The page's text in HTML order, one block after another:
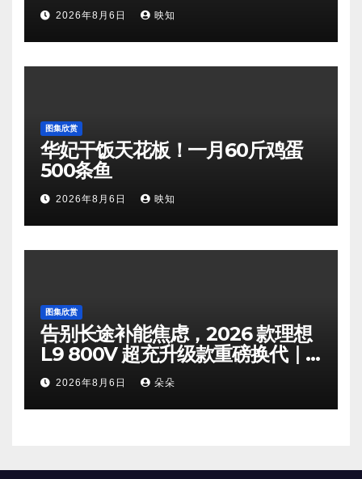
2026年8月6日 映知
图集欣赏
华妃干饭天花板！一月60斤鸡蛋
500条鱼
2026年8月6日 映知
图集欣赏
告别长途补能焦虑，2026 款理想
L9 800V 超充升级款重磅换代｜
60 万内旗舰增程 SUV 实力天花板
2026年8月6日 朵朵